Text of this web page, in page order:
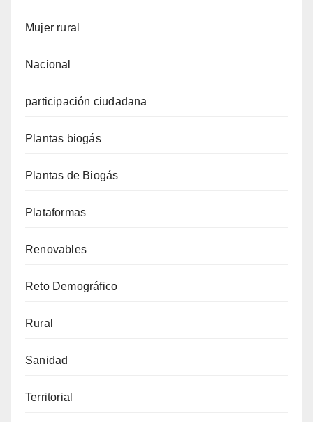
Mujer rural
Nacional
participación ciudadana
Plantas biogás
Plantas de Biogás
Plataformas
Renovables
Reto Demográfico
Rural
Sanidad
Territorial